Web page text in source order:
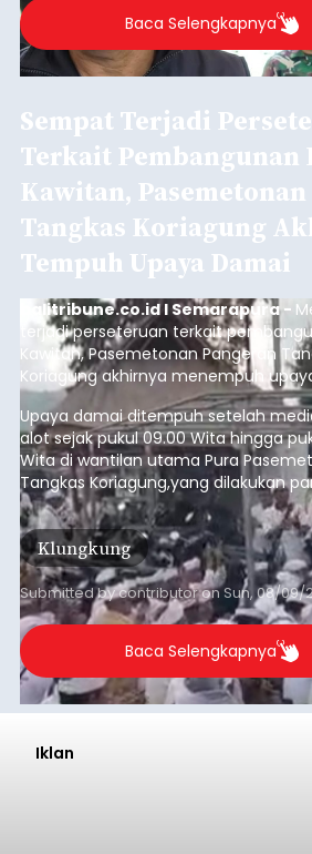
Baca Selengkapnya
Sempat Terjadi
Terkait Pembangunan
Kawitan, Pasemetonan
Tangkas Koriagung
Tempuh Upaya Damai
balitribune.co.id I Semarapura -
terjadi perseteruan terkait
Kawitan, Pasemetonan Pangeran
Koriagung akhirnya menempuh
pada Minggu (9/8/2026).
Upaya damai ditempuh setelah
alot sejak pukul 09.00 Wita hingga
Wita di wantilan utama Pura
Tangkas Koriagung,yang dilakukan
kedua belah pihak yang
Klungkung
Submitted bycontributoronSun, 08/09/
Baca Selengkapnya
Iklan